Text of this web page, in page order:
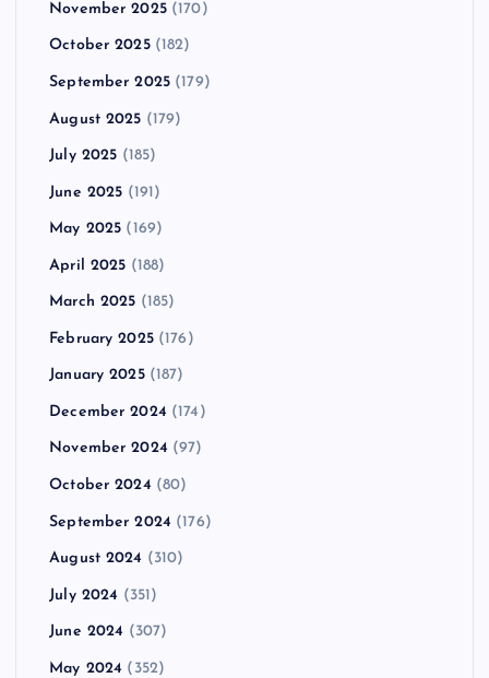
November 2025(170)
October 2025(182)
September 2025 (179)
August 2025 (179)
July 2025 (185)
June 2025 (191)
May 2025 (169)
April 2025 (188)
March 2025 (185)
February 2025(176)
January 2025(187)
December 2024 (174)
November 2024 (97)
October 2024 (80)
September 2024 (176)
August 2024 (310)
July 2024 (351)
June 2024 (307)
May 2024 (352)